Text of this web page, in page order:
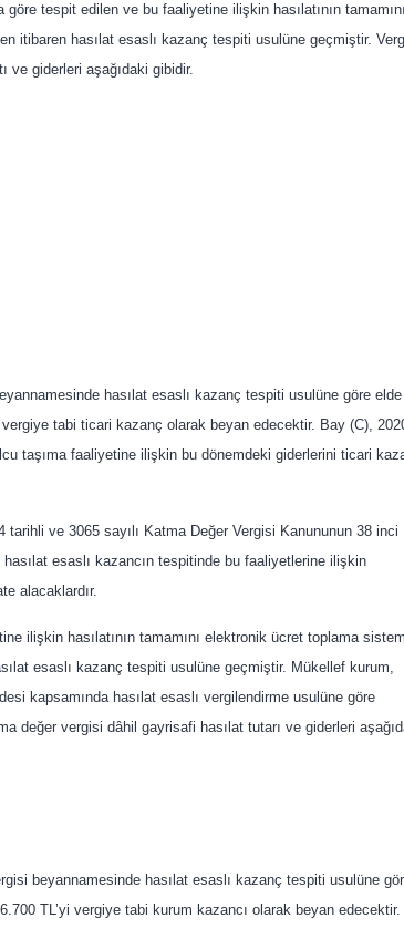
tespit edilen ve bu faaliyetine ilişkin hasılatının tamamını
itibaren hasılat esaslı kazanç tespiti usulüne geçmiştir.
ve giderleri aşağıdaki gibidir.
hasılat esaslı kazanç tespiti usulüne göre
vergiye tabi ticari kazanç olarak beyan edecektir. Bay (C),
taşıma faaliyetine ilişkin bu dönemdeki giderlerini ticari
ve 3065 sayılı Katma Değer Vergisi Kanununun 38 inci
esaslı kazancın tespitinde bu faaliyetlerine ilişkin
alacaklardır.
ilişkin hasılatının tamamını elektronik ücret toplama
esaslı kazanç tespiti usulüne geçmiştir. Mükellef kurum,
kapsamında hasılat esaslı vergilendirme usulüne göre
değer vergisi dâhil gayrisafi hasılat tutarı ve giderleri
beyannamesinde hasılat esaslı kazanç tespiti usulüne
TL’yi vergiye tabi kurum kazancı olarak beyan edecektir.